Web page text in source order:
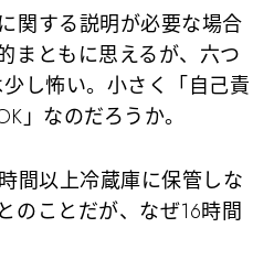
関する説明が必要な場合
まともに思えるが、六つ
し怖い。小さく「自己責
」なのだろうか。
間以上冷蔵庫に保管しな
のことだが、なぜ16時間